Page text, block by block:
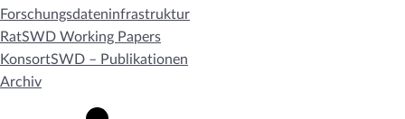
Forschungsdateninfrastruktur
RatSWD Working Papers
KonsortSWD – Publikationen
Archiv